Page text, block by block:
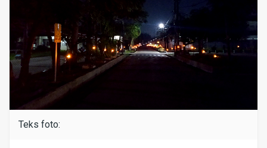
Teks foto: